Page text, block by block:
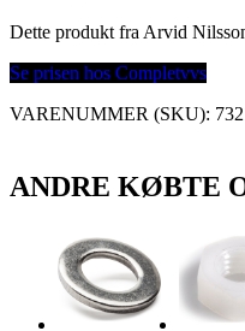
Dette produkt fra Arvid
Se prisen hos Completvvs
VARENUMMER (SKU):
ANDRE KØBTE